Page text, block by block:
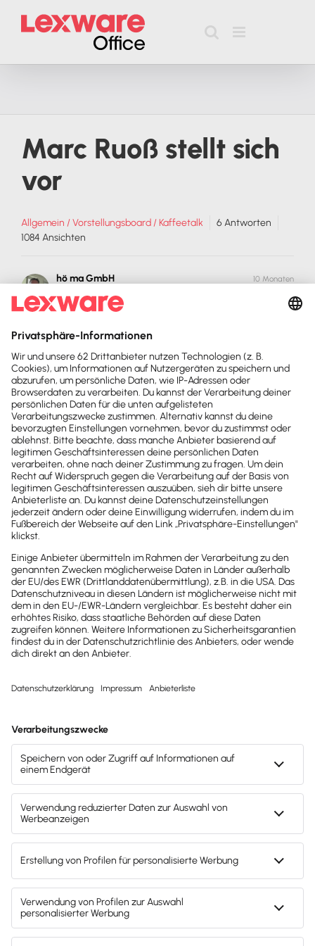
Zum
Inhalt
Marc Ruoß stellt sich
vor
Allgemein / Vorstellungsboard / Kaffeetalk 6 Antworten
1084 Ansichten
hö ma GmbH 10 Monaten
Liebe Lexware Office Coaches,
ich nutze die Gelegenheit als erster User des neuen
Lexware Office Coach Portal um mich vorzustellen.
Mein Name ist Marc Ruoß und viele kennen mich
bereits als E-Mail Kontakt. Ich beantworte alle Fragen
zur Zertifizierung, versende fleißig die Lexware Office
Coach Logos und stehe soweit möglich mit Rat&Tat
zur Seite.
Ich freue mich sehr, dass wir nun ein eigenes Portal
allen Portalen so üblich, werden wir es im Laufe der
Zeit ausbauen und weitere nützliche Funktionen
hinzufügen.
Zum Start bitte ich alle Coaches die Kontaktdaten zu
präsentieren.
An dieser Stelle auch herzlichen Dank an alle, die an
dem Portal mitgewirkt haben. Denn ohne sie hätte es
nicht so schnell geklappt.